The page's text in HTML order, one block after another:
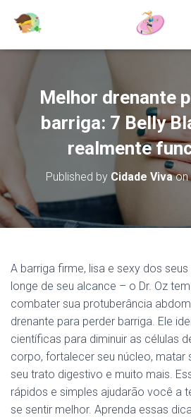
Melhor drenante
barriga: 7 Belly
realmente
Published by Cidade Vivaon
A barriga firme, lisa e sexy dos
longe de seu alcance – o Dr. Oz
combater sua protuberância
drenante para perder barriga. Ele
científicas para diminuir as células
corpo, fortalecer seu núcleo, matar
seu trato digestivo e muito mais.
rápidos e simples ajudarão você a
se sentir melhor. Aprenda essas